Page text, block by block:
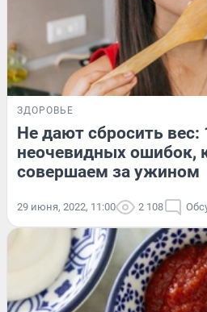
ЗДОРОВЬЕ
Не дают сбросить вес:
неочевидных ошибок,
совершаем за ужином
29 июня, 2022, 11:00 2 108